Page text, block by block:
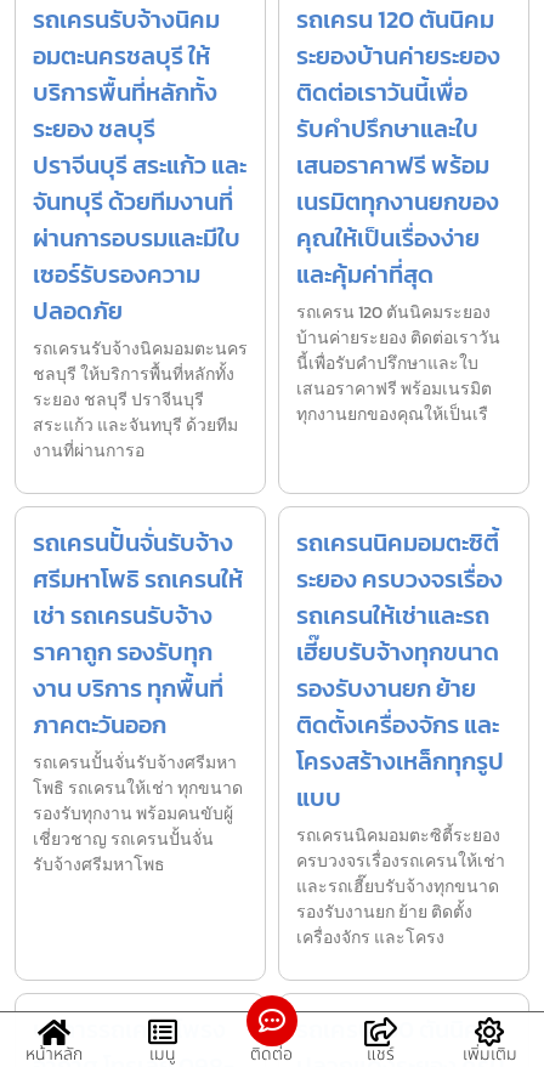
รถเครนรับจ้างนิคม
อมตะนครชลบุรี ให้
บริการพื้นที่หลักทั้ง
ระยอง ชลบุรี
ปราจีนบุรี สระแก้ว และ
จันทบุรี ด้วยทีมงานที่
ผ่านการอบรมและมีใบ
เซอร์รับรองความ
ปลอดภัย
รถเครนรับจ้างนิคมอมตะนคร
ชลบุรี ให้บริการพื้นที่หลักทั้ง
ระยอง ชลบุรี ปราจีนบุรี
สระแก้ว และจันทบุรี ด้วยทีม
งานที่ผ่านการอ
รถเครน 120 ตันนิคม
ระยองบ้านค่ายระยอง
ติดต่อเราวันนี้เพื่อ
รับคำปรึกษาและใบ
เสนอราคาฟรี พร้อม
เนรมิตทุกงานยกของ
คุณให้เป็นเรื่องง่าย
และคุ้มค่าที่สุด
รถเครน 120 ตันนิคมระยอง
บ้านค่ายระยอง ติดต่อเราวัน
นี้เพื่อรับคำปรึกษาและใบ
เสนอราคาฟรี พร้อมเนรมิต
ทุกงานยกของคุณให้เป็นเรื
รถเครนปั้นจั่นรับจ้าง
ศรีมหาโพธิ รถเครนให้
เช่า รถเครนรับจ้าง
ราคาถูก รองรับทุก
งาน บริการ ทุกพื้นที่
ภาคตะวันออก
รถเครนปั้นจั่นรับจ้างศรีมหา
โพธิ รถเครนให้เช่า ทุกขนาด
รองรับทุกงาน พร้อมคนขับผู้
เชี่ยวชาญ รถเครนปั้นจั่น
รับจ้างศรีมหาโพธ
รถเครนนิคมอมตะซิตี้
ระยอง ครบวงจรเรื่อง
รถเครนให้เช่าและรถ
เฮี๊ยบรับจ้างทุกขนาด
รองรับงานยก ย้าย
ติดตั้งเครื่องจักร และ
โครงสร้างเหล็กทุกรูป
แบบ
รถเครนนิคมอมตะซิตี้ระยอง
ครบวงจรเรื่องรถเครนให้เช่า
และรถเฮี๊ยบรับจ้างทุกขนาด
รองรับงานยก ย้าย ติดตั้ง
เครื่องจักร และโครง
บริการรถเครนโพรง
รถเครน 130 ตันนิคม
หน้าหลัก เมนู ติดต่อ แชร์ เพิ่มเติม